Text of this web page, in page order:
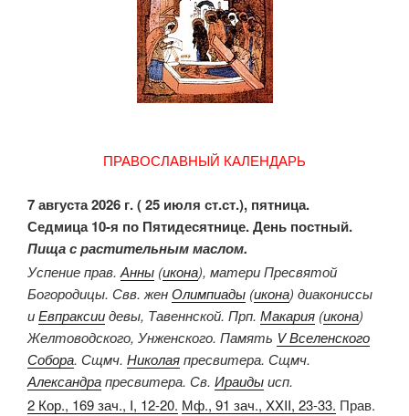
ПРАВОСЛАВНЫЙ КАЛЕНДАРЬ
7 августа 2026 г. ( 25 июля ст.ст.), пятница.
Седмица 10-я по Пятидесятнице. День постный.
Пища с растительным маслом.
Успение прав. Анны (икона), матери Пресвятой
Богородицы. Свв. женОлимпиады (икона) диакониссы
иЕвпраксиидевы, Тавеннской. Прп. Макария (икона)
Желтоводского, Унженского. Память V Вселенского
Собора. Сщмч. Николаяпресвитера. Сщмч.
Александрапресвитера. Св. Ираидыисп.
2 Кор., 169 зач., I, 12-20. Мф., 91 зач., XXII, 23-33. Прав.